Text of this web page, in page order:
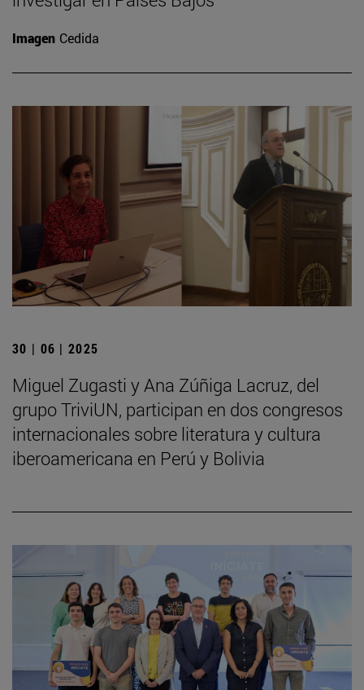
Imagen Cedida
30 | 06 | 2025
Miguel Zugasti y Ana Zúñiga Lacruz, del
grupo TriviUN, participan en dos congresos
internacionales sobre literatura y cultura
iberoamericana en Perú y Bolivia